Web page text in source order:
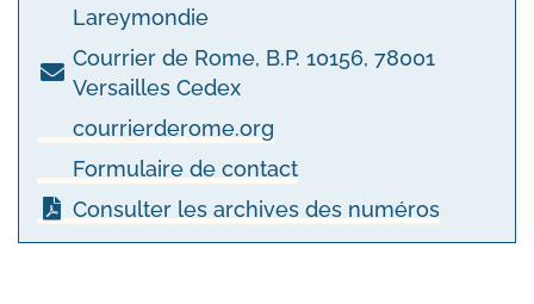
Lareymondie
Courrier de Rome, B.P. 10156, 78001
Versailles Cedex
courrierderome.org
Formulaire de contact
Consulter les archives des numéros